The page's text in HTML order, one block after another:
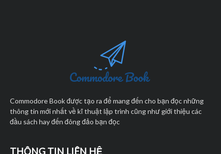
Commodore Book được tạo ra để mang đến cho bạn đọc những
thông tin mới nhất về kĩ thuật lập trình cũng như giới thiệu các
đầu sách hay đến đông đảo bạn đọc
THÔNG TIN LIÊN HỆ